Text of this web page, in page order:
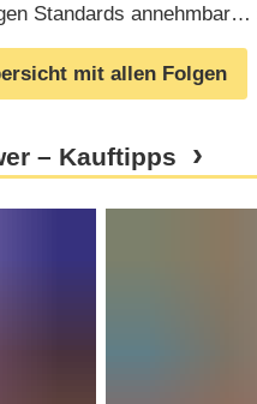
Standards annehmbar
mit allen Folgen
– Kauftipps